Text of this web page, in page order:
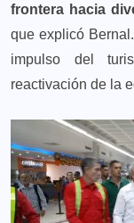
frontera hacia
que explicó
impulso del
reactivación de la